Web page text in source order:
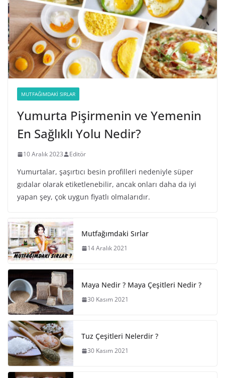
MUTFAĞIMDAKI SIRLAR
Yumurta Pişirmenin ve Yemenin
En Sağlıklı Yolu Nedir?
10 Aralık 2023 Editör
Yumurtalar, şaşırtıcı besin profilleri nedeniyle süper
gıdalar olarak etiketlenebilir, ancak onları daha da iyi
yapan şey, çok uygun fiyatlı olmalarıdır.
Mutfağımdaki Sırlar
14 Aralık 2021
Maya Nedir ? Maya Çeşitleri Nedir ?
30 Kasım 2021
Tuz Çeşitleri Nelerdir ?
30 Kasım 2021